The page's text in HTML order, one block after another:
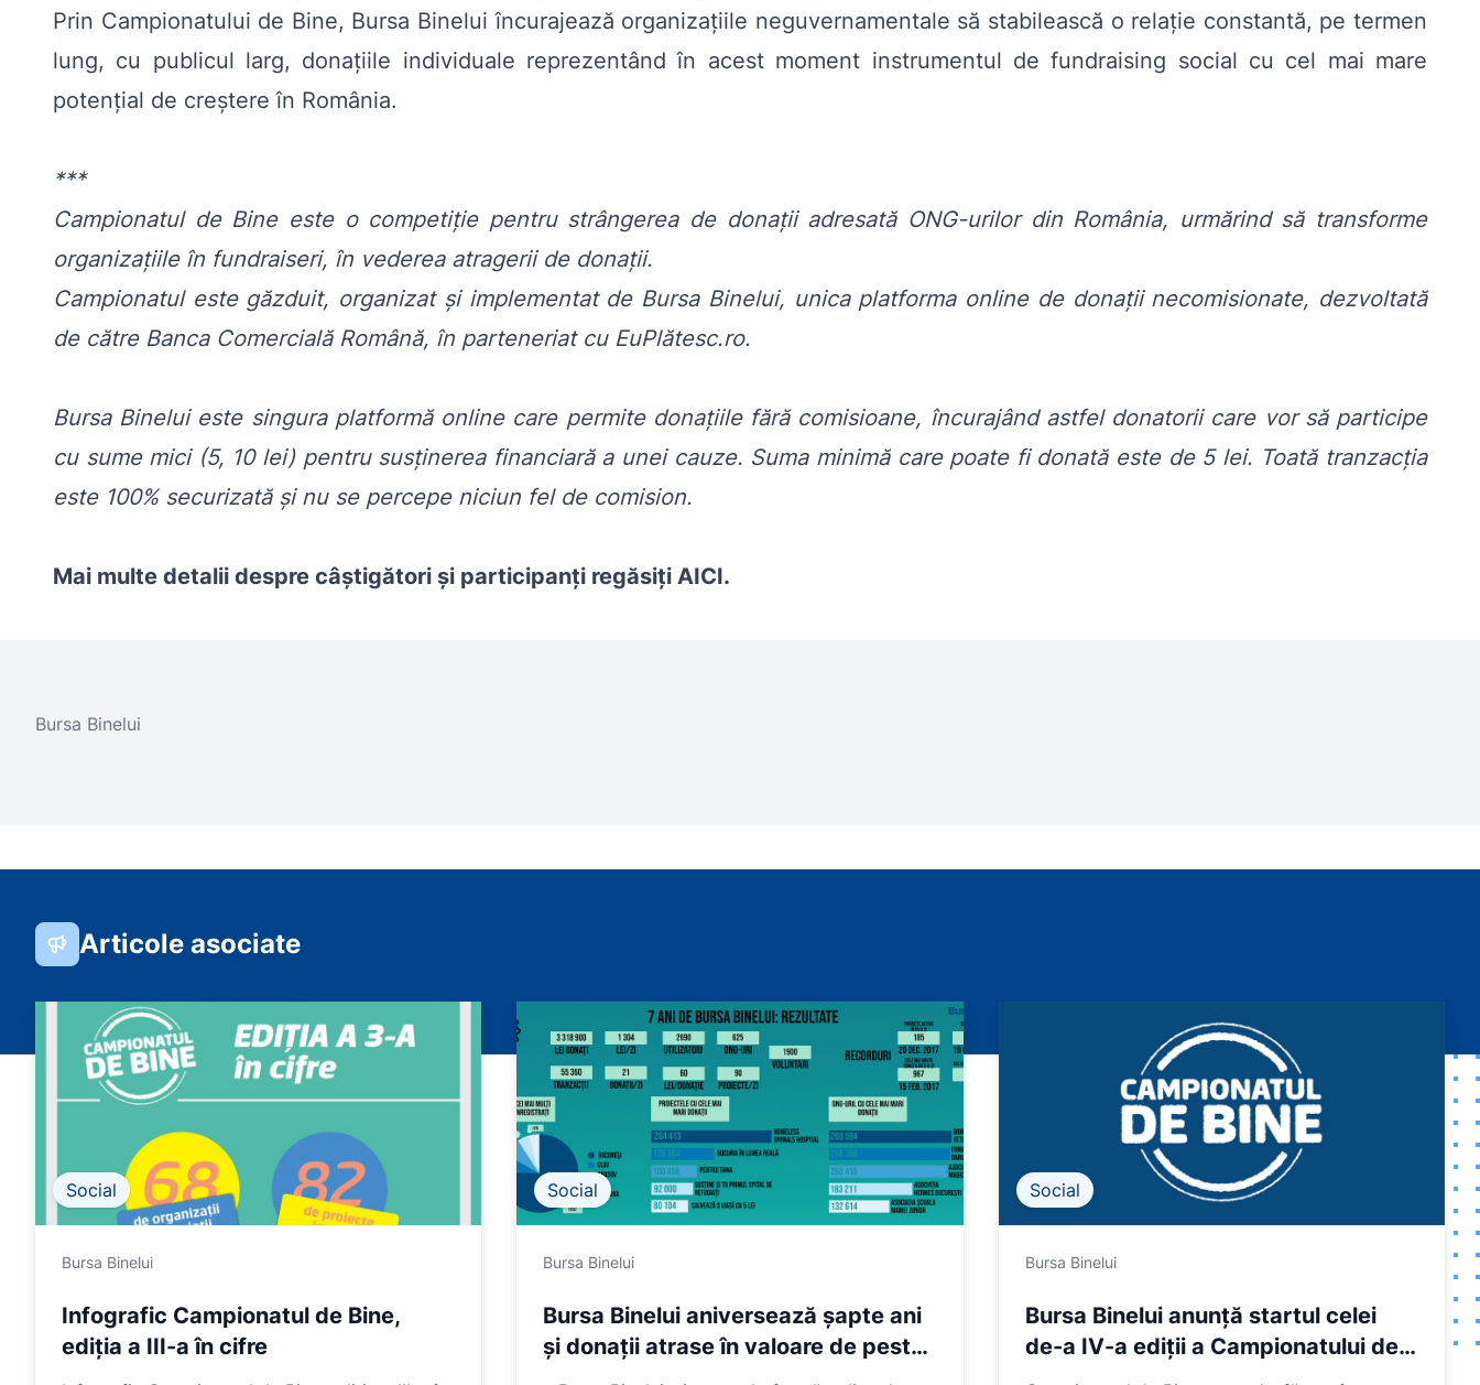
Prin Campionatului de Bine, Bursa Binelui încurajează organizațiile neguvernamentale să stabilească o relație constantă, pe termen
lung, cu publicul larg, donațiile individuale reprezentând în acest moment instrumentul de fundraising social cu cel mai mare
potențial de creștere în România.
***
Campionatul de Bine este o competiție pentru strângerea de donații adresată ONG-urilor din România, urmărind să transforme
organizațiile în fundraiseri, în vederea atragerii de donații.
Campionatul este găzduit, organizat și implementat de Bursa Binelui, unica platforma online de donații necomisionate, dezvoltată
de către Banca Comercială Română, în parteneriat cu EuPlătesc.ro.
Bursa Binelui este singura platformă online care permite donațiile fără comisioane, încurajând astfel donatorii care vor să participe
cu sume mici (5, 10 lei) pentru susținerea financiară a unei cauze. Suma minimă care poate fi donată este de 5 lei. Toată tranzacția
este 100% securizată și nu se percepe niciun fel de comision.
Mai multe detalii despre câștigători și participanți regăsiți AICI.
Bursa Binelui
Articole asociate
Social
Bursa Binelui
Infografic Campionatul de Bine,
ediția a III-a în cifre
Social
Bursa Binelui
Bursa Binelui aniversează șapte ani
și donații atrase în valoare de peste
Social
Bursa Binelui
Bursa Binelui anunță startul celei
de-a IV-a ediții a Campionatului de